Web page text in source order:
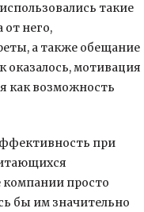
использовались такие
него,
а также обещание
оказалось, мотивация
как возможность
при
просто
бы им значительно